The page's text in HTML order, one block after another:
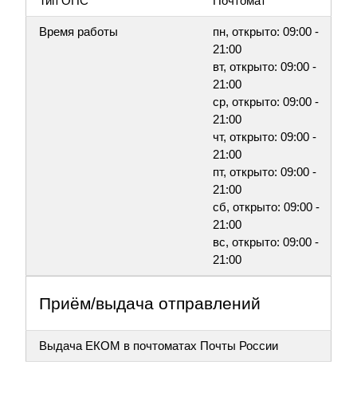
Время работы
пн, открыто: 09:00 -
21:00
вт, открыто: 09:00 -
21:00
ср, открыто: 09:00 -
21:00
чт, открыто: 09:00 -
21:00
пт, открыто: 09:00 -
21:00
сб, открыто: 09:00 -
21:00
вс, открыто: 09:00 -
21:00
Приём/выдача отправлений
Выдача ЕКОМ в почтоматах Почты России